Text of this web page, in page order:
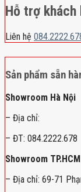
Hỗ trợ khách
Liên hệ
Sản phẩm sẵn
Showroom Hà Nội
– Địa chỉ:
– ĐT: 084.2222.678
Showroom TP.HCM
– Địa chỉ: 69-71